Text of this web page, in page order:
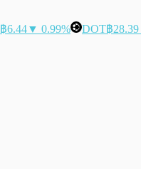
฿6.44▼ 0.99% DOT฿28.39